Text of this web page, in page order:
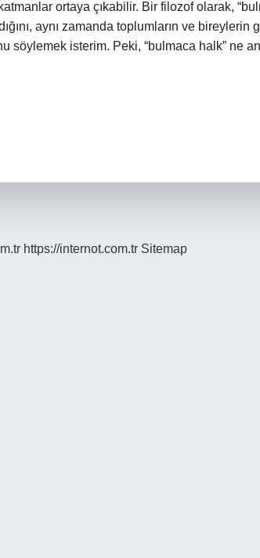
ortaya çıkabilir. Bir filozof olarak,
aynı zamanda toplumların ve bireylerin
söylemek isterim. Peki, “bulmaca halk” ne
https://internot.com.tr Sitemap